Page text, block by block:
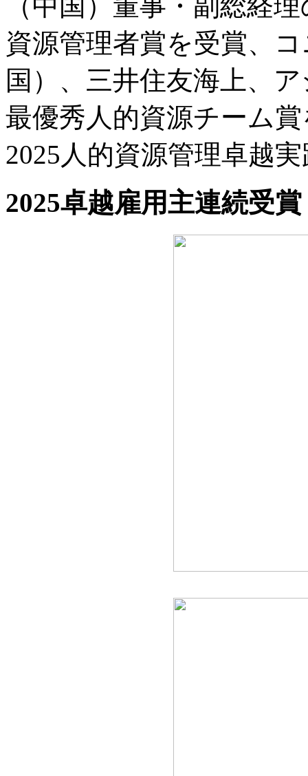
（中国）董事・副総経
資源管理者賞を受賞、
国）、三井住友海上、
最優秀人的資源チーム
2025人的資源管理卓越
2025卓越雇用主連続受賞